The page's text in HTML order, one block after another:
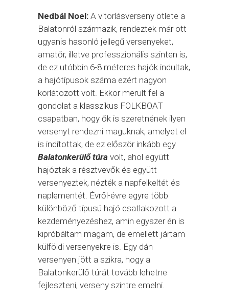
Nedbál Noel: A vitorlásverseny ötlete a
Balatonról származik, rendeztek már ott
ugyanis hasonló jellegű versenyeket,
amatőr, illetve professzionális szinten is,
de ez utóbbin 6-8 méteres hajók indultak,
a hajótípusok száma ezért nagyon
korlátozott volt. Ekkor merült fel a
gondolat a klasszikus FOLKBOAT
csapatban, hogy ők is szeretnének ilyen
versenyt rendezni maguknak, amelyet el
is indítottak, de ez először inkább egy
Balatonkerülő túra volt, ahol együtt
hajóztak a résztvevők és együtt
versenyeztek, nézték a napfelkeltét és
naplementét. Évről-évre egyre több
különböző típusú hajó csatlakozott a
kezdeményezéshez, amin egyszer én is
kipróbáltam magam, de emellett jártam
külföldi versenyekre is. Egy dán
versenyen jött a szikra, hogy a
Balatonkerülő túrát tovább lehetne
fejleszteni, verseny szintre emelni.